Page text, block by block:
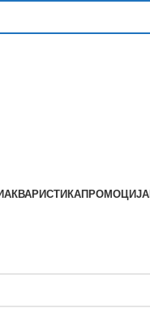
АКВАРИСТИКАПРОМОЦИЈА